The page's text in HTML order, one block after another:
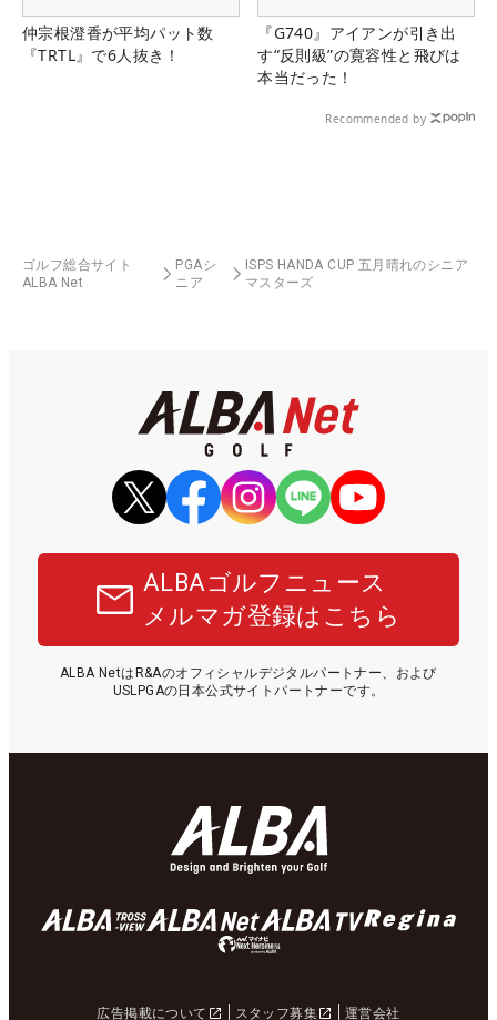
仲宗根澄香が平均パット数
『TRTL』で6人抜き！
『G740』アイアンが引き出
す“反則級”の寛容性と飛びは
本当だった！
Recommended by
ゴルフ総合サイト
ALBA Net
PGAシ
ニア
ISPS HANDA CUP 五月晴れのシニア
マスターズ
ALBAゴルフニュース
メルマガ登録はこちら
ALBA NetはR&Aのオフィシャルデジタルパートナー、および
USLPGAの日本公式サイトパートナーです。
広告掲載について スタッフ募集 運営会社